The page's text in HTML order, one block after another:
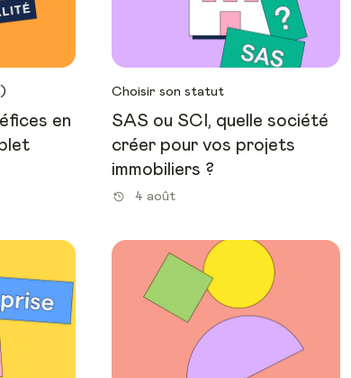
en
Choisir son statut
SAS ou SCI, quelle société
créer pour vos projets
immobiliers ?
4 août